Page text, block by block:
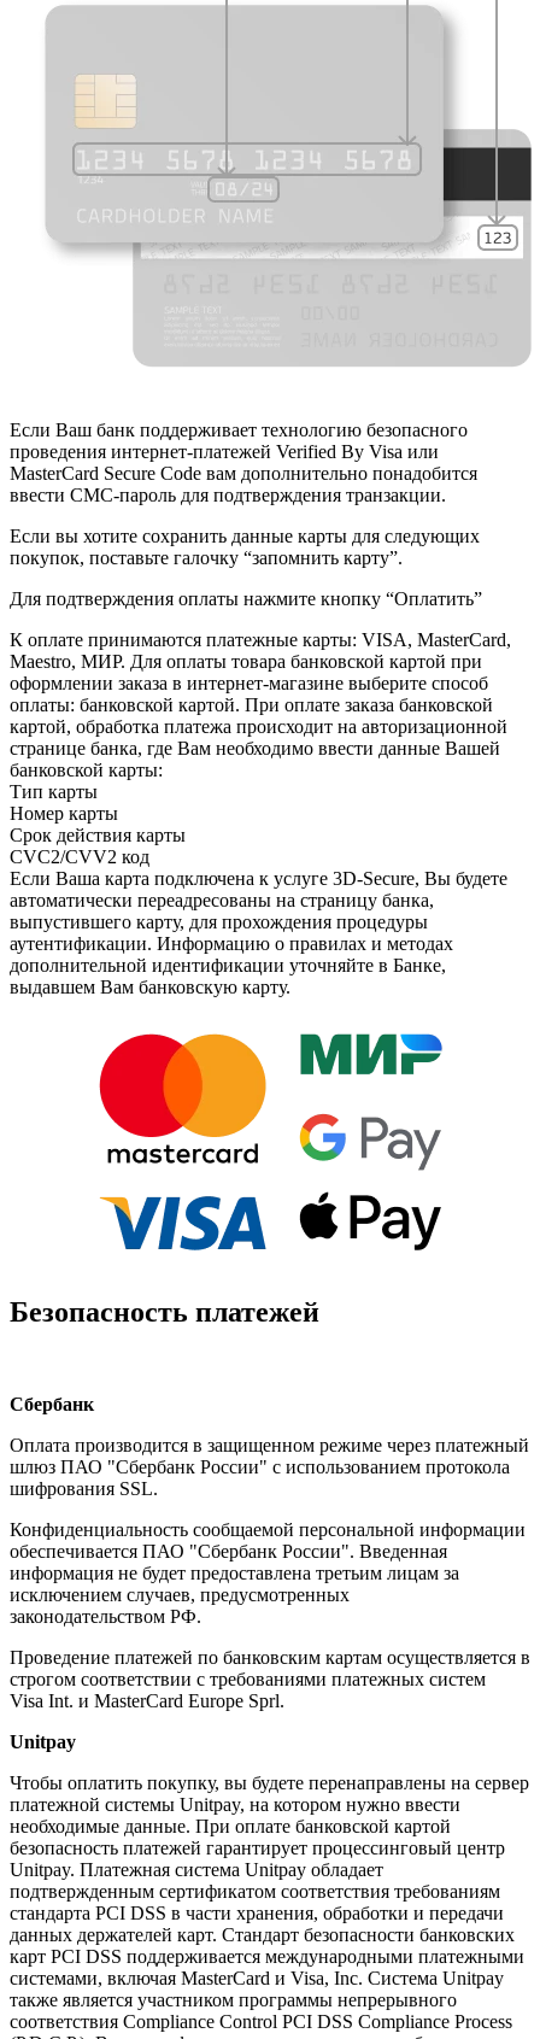
Если Ваш банк поддерживает технологию безопасного
проведения интернет-платежей Verified By Visa или
MasterCard Secure Code вам дополнительно понадобится
ввести СМС-пароль для подтверждения транзакции.
Если вы хотите сохранить данные карты для следующих
покупок, поставьте галочку “запомнить карту”.
Для подтверждения оплаты нажмите кнопку “Оплатить”
К оплате принимаются платежные карты: VISA, MasterCard,
Maestro, МИР. Для оплаты товара банковской картой при
оформлении заказа в интернет-магазине выберите способ
оплаты: банковской картой. При оплате заказа банковской
картой, обработка платежа происходит на авторизационной
странице банка, где Вам необходимо ввести данные Вашей
банковской карты:
Тип карты
Номер карты
Срок действия карты
CVC2/CVV2 код
Если Ваша карта подключена к услуге 3D-Secure, Вы будете
автоматически переадресованы на страницу банка,
выпустившего карту, для прохождения процедуры
аутентификации. Информацию о правилах и методах
дополнительной идентификации уточняйте в Банке,
выдавшем Вам банковскую карту.
Безопасность платежей
Сбербанк
Оплата производится в защищенном режиме через платежный
шлюз ПАО "Сбербанк России" с использованием протокола
шифрования SSL.
Конфиденциальность сообщаемой персональной информации
обеспечивается ПАО "Сбербанк России". Введенная
информация не будет предоставлена третьим лицам за
исключением случаев, предусмотренных
законодательством РФ.
Проведение платежей по банковским картам осуществляется в
строгом соответствии с требованиями платежных систем
Visa Int. и MasterCard Europe Sprl.
Unitpay
Чтобы оплатить покупку, вы будете перенаправлены на сервер
платежной системы Unitpay, на котором нужно ввести
необходимые данные. При оплате банковской картой
безопасность платежей гарантирует процессинговый центр
Unitpay. Платежная система Unitpay обладает
подтвержденным сертификатом соответствия требованиям
стандарта PCI DSS в части хранения, обработки и передачи
данных держателей карт. Стандарт безопасности банковских
карт PCI DSS поддерживается международными платежными
системами, включая MasterCard и Visa, Inc. Система Unitpay
также является участником программы непрерывного
соответствия Compliance Control PCI DSS Compliance Process